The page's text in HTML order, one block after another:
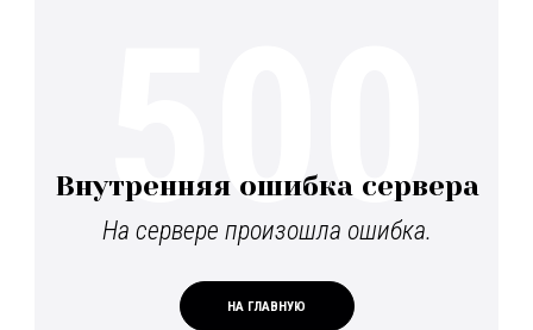
Внутренняя ошибка сервера
На сервере произошла ошибка.
НА ГЛАВНУЮ
500